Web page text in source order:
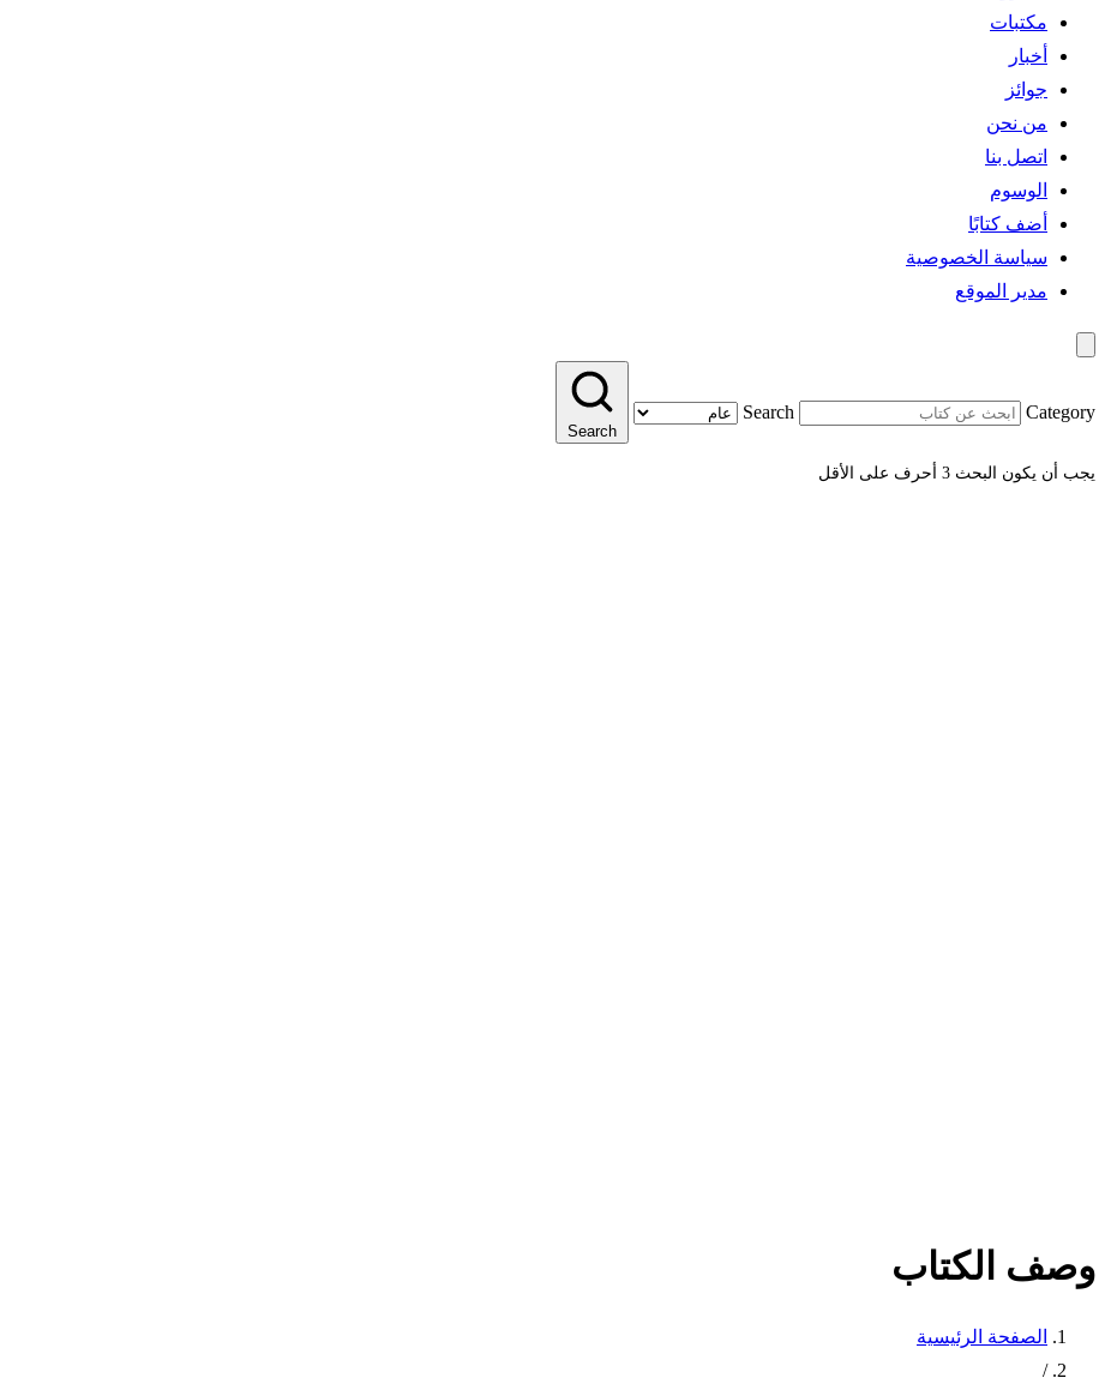
مكتبات
أخبار
جوائز
من نحن
اتصل بنا
الوسوم
أضف كتابًا
سياسة الخصوصية
مدير الموقع
Search Category
Search
يجب أن يكون البحث 3 أحرف على الأقل
وصف الكتاب
الصفحة الرئيسية
/